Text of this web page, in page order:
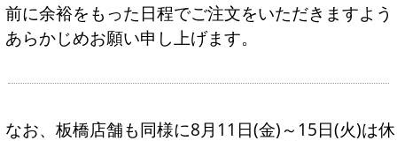
前に余裕をもった日程でご注文をいただきますよう
あらかじめお願い申し上げます。
なお、板橋店舗も同様に8月11日(金)～15日(火)は休